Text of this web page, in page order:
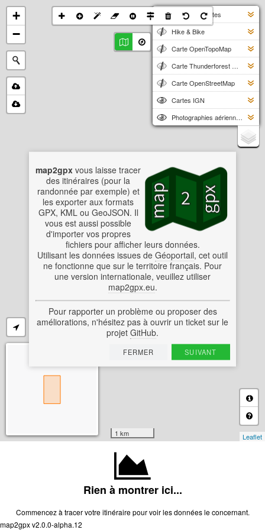
+
−
Carte des pentes
Hike & Bike
Carte OpenTopoMap
Carte Thunderforest Outdoors
Carte OpenStreetMap
Cartes IGN
Photographies aériennes
Leaflet
1 km
Rien à montrer ici...
Commencez à tracer votre itinéraire pour voir les données le concernant.
map2gpx v2.0.0-alpha.12
map2gpx vous laisse tracer
des itinéraires (pour la
randonnée par exemple) et
les exporter aux formats
GPX, KML ou GeoJSON. Il
vous est aussi possible
d'importer vos propres
fichiers pour afficher leurs données.
Utilisant les données issues de Géoportail, cet outil
ne fonctionne que sur le territoire français. Pour
une version internationale, veuillez utiliser
map2gpx.eu.
Pour rapporter un problème ou proposer des
améliorations, n'hésitez pas à ouvrir un ticket sur le
projet GitHub.
FERMER SUIVANT